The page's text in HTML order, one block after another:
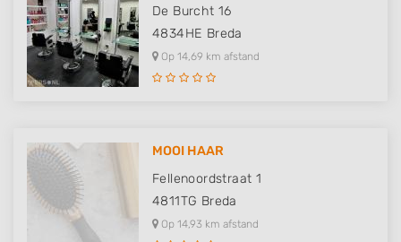
De Burcht 16
4834HE Breda
Op 14,69 km afstand
MOOI HAAR
Fellenoordstraat 1
4811TG Breda
Op 14,93 km afstand